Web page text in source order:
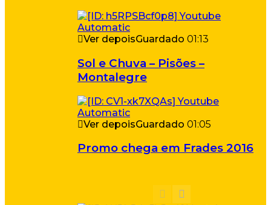
Ver depoisGuardado 01:13
Sol e Chuva – Pisões –
Montalegre
Ver depoisGuardado 01:05
Promo chega em Frades 2016